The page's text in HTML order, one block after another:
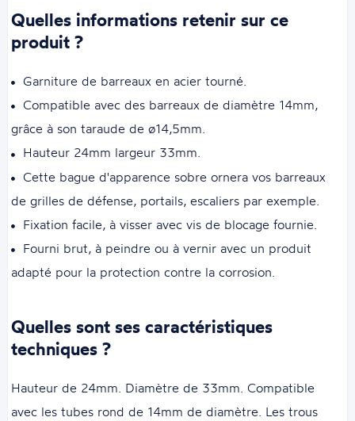
Quelles informations retenir sur ce
produit ?
Garniture de barreaux en acier tourné.
Compatible avec des barreaux de diamètre 14mm,
grâce à son taraude de ø14,5mm.
Hauteur 24mm largeur 33mm.
Cette bague d'apparence sobre ornera vos barreaux
de grilles de défense, portails, escaliers par exemple.
Fixation facile, à visser avec vis de blocage fournie.
Fourni brut, à peindre ou à vernir avec un produit
adapté pour la protection contre la corrosion.
Quelles sont ses caractéristiques
techniques ?
Hauteur de 24mm. Diamètre de 33mm. Compatible
avec les tubes rond de 14mm de diamètre. Les trous